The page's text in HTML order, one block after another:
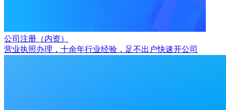
公司注册（内资）
营业执照办理，十余年行业经验，足不出户快速开公司